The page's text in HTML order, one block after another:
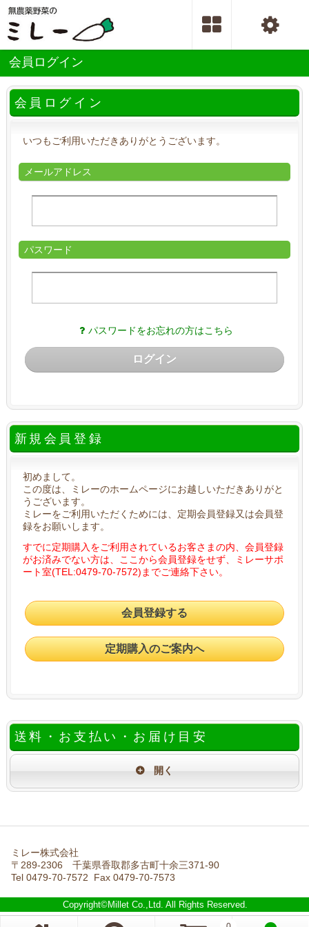
会員ログイン
会員ログイン
いつもご利用いただきありがとうございます。
メールアドレス
パスワード
パスワードをお忘れの方はこちら
ログイン
新規会員登録
初めまして。
この度は、ミレーのホームページにお越しいただきありがと
うございます。
ミレーをご利用いただくためには、定期会員登録又は会員登
録をお願いします。
すでに定期購入をご利用されているお客さまの内、会員登録
がお済みでない方は、ここから会員登録をせず、ミレーサポ
ート室(TEL:0479-70-7572)までご連絡下さい。
会員登録する
定期購入のご案内へ
送料・お支払い・お届け目安
ミレー株式会社
〒289-2306 千葉県香取郡多古町十余三371-90
Tel 0479-70-7572 Fax 0479-70-7573
Copyright©Millet Co.,Ltd. All Rights Reserved.